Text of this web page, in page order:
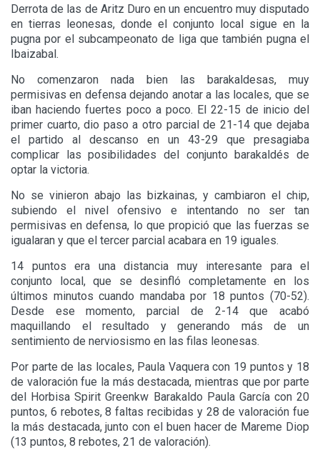
Derrota de las de Aritz Duro en un encuentro muy disputado
en tierras leonesas, donde el conjunto local sigue en la
pugna por el subcampeonato de liga que también pugna el
Ibaizabal.
No comenzaron nada bien las barakaldesas, muy
permisivas en defensa dejando anotar a las locales, que se
iban haciendo fuertes poco a poco. El 22-15 de inicio del
primer cuarto, dio paso a otro parcial de 21-14 que dejaba
el partido al descanso en un 43-29 que presagiaba
complicar las posibilidades del conjunto barakaldés de
optar la victoria.
No se vinieron abajo las bizkainas, y cambiaron el chip,
subiendo el nivel ofensivo e intentando no ser tan
permisivas en defensa, lo que propició que las fuerzas se
igualaran y que el tercer parcial acabara en 19 iguales.
14 puntos era una distancia muy interesante para el
conjunto local, que se desinfló completamente en los
últimos minutos cuando mandaba por 18 puntos (70-52).
Desde ese momento, parcial de 2-14 que acabó
maquillando el resultado y generando más de un
sentimiento de nerviosismo en las filas leonesas.
Por parte de las locales, Paula Vaquera con 19 puntos y 18
de valoración fue la más destacada, mientras que por parte
del Horbisa Spirit Greenkw Barakaldo Paula García con 20
puntos, 6 rebotes, 8 faltas recibidas y 28 de valoración fue
la más destacada, junto con el buen hacer de Mareme Diop
(13 puntos, 8 rebotes, 21 de valoración).